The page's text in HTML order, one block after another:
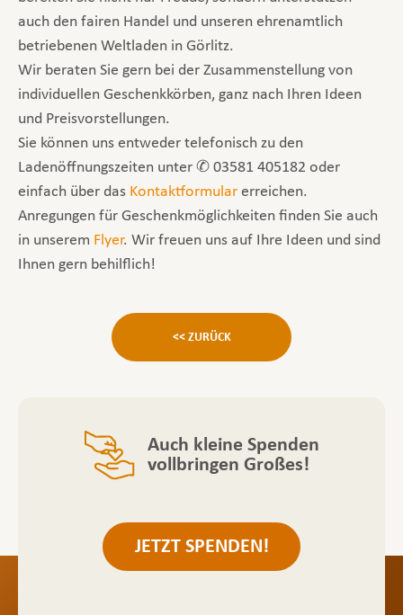
auch den fairen Handel und unseren ehrenamtlich
betriebenen Weltladen in Görlitz.
Wir beraten Sie gern bei der Zusammenstellung von
individuellen Geschenkkörben, ganz nach Ihren Ideen
und Preisvorstellungen.
Sie können uns entweder telefonisch zu den
Ladenöffnungszeiten unter ✆ 03581 405182 oder
einfach über das Kontaktformular erreichen.
Anregungen für Geschenkmöglichkeiten finden Sie auch
in unserem Flyer. Wir freuen uns auf Ihre Ideen und sind
Ihnen gern behilflich!
<< ZURÜCK
Auch kleine Spenden
vollbringen Großes!
JETZT SPENDEN!